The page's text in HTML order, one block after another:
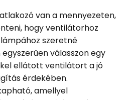
van a mennyezeten,
hogy ventilátorhoz
szeretné
egyszerűen válasszon egy
ellátott ventilátort a jó
érdekében.
amellyel